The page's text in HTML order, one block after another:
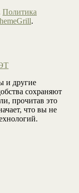
Политика
.
и другие
сохраняют
прочитав это
что вы не